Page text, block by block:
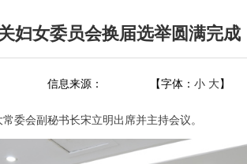
妇女委员会换届选举圆满完成
信息来源： 【字体： 小 大】
委会副秘书长宋立明出席并主持会议。